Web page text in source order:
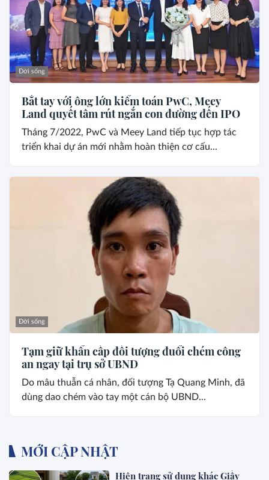
Đời sống
Bắt tay với ông lớn kiểm toán PwC, Meey
Land quyết tâm rút ngắn con đường đến IPO
Tháng 7/2022, PwC và Meey Land tiếp tục hợp tác
triển khai dự án mới nhằm hoàn thiện cơ cấu...
Đời sống
Tạm giữ khẩn cấp đối tượng đuổi chém công
an ngay tại trụ sở UBND
Do mâu thuẫn cá nhân, đối tượng Tạ Quang Minh, đã
dùng dao chém vào tay một cán bộ UBND...
MỚI CẬP NHẬT
Hiện trạng sử dụng khác Giấy